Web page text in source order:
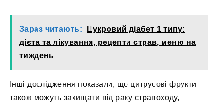
Зараз читають:
Цукровий діабет 1 типу:
дієта та лікування, рецепти страв, меню на
тиждень
Інші дослідження показали, що цитрусові фрукти
також можуть захищати від раку стравоходу,